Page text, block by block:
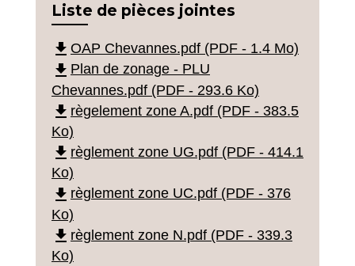
Liste de pièces jointes
file_download OAP Chevannes.pdf (PDF - 1.4 Mo)
file_download Plan de zonage - PLU
Chevannes.pdf (PDF - 293.6 Ko)
file_download règelement zone A.pdf (PDF - 383.5
Ko)
file_download règlement zone UG.pdf (PDF - 414.1
Ko)
file_download règlement zone UC.pdf (PDF - 376
Ko)
file_download règlement zone N.pdf (PDF - 339.3
Ko)